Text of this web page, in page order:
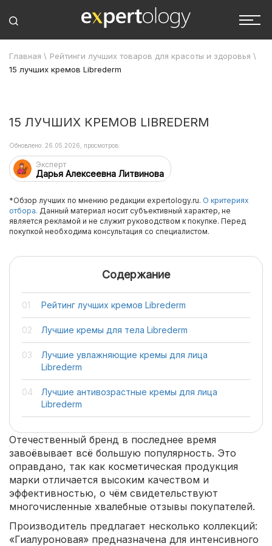
Главная \ Рейтинги лучших товаров для красоты и здоровья \
15 лучших кремов Librederm
15 ЛУЧШИХ КРЕМОВ LIBREDERM
Эксперт
Дарья Алексеевна Литвинова
Обновлено: 26.05.2026, просмотров:
*Обзор лучших по мнению редакции expertology.ru. О критериях
отбора. Данный материал носит субъективный характер, не
является рекламой и не служит руководством к покупке. Перед
покупкой необходима консультация со специалистом.
Содержание
Рейтинг лучших кремов Librederm
Лучшие кремы для тела Librederm
Лучшие увлажняющие кремы для лица
Librederm
Лучшие антивозрастные кремы для лица
Librederm
Отечественный бренд в последнее время
завоёвывает всё большую популярность. Это
оправдано, так как косметическая продукция
марки отличается высоким качеством и
эффективностью, о чём свидетельствуют
многочисленные хвалебные отзывы покупателей.
Производитель предлагает несколько коллекций:
«Гиалуроновая» предназначена для интенсивного